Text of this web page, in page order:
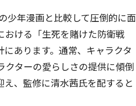
少年漫画と比較して圧倒的に面
おける「生死を賭けた防衛戦
あります。通常、キャラクタ
ターの愛らしさの提供に傾倒
、監修に清水茜氏を配すると